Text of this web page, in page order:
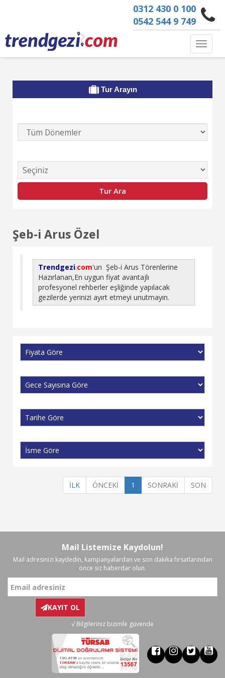
0312 430 0 100
0542 544 9 749
Tur Arayın
Şeb-i Arus Özel
Trendgezi.com'un Şeb-i Arus Törenlerine
Hazırlanan,En uygun fiyat avantajlı
profesyonel rehberler eşliğinde yapılacak
gezilerde yerinizi ayırt etmeyi unutmayın.
İLK ÖNCEKİ 1 SONRAKİ SON
Mail Listemize Kaydolun!
Mail adresinizi kaydedin, kampanyalardan ve son dakika fırsatlarından
önce siz haberdar olun.
KAYIT OL
√ Bilgileriniz bizimle güvende